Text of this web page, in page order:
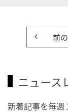
前
ニュース
新着記事を毎週